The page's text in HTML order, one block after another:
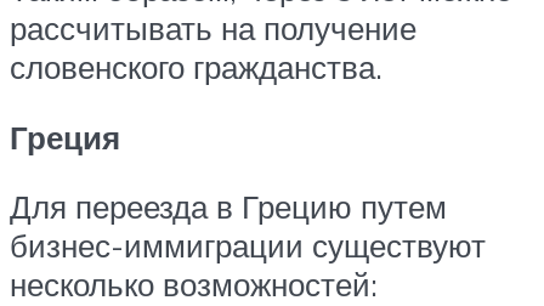
рассчитывать на получение
словенского гражданства.
Греция
Для переезда в Грецию путем
бизнес-иммиграции существуют
несколько возможностей: